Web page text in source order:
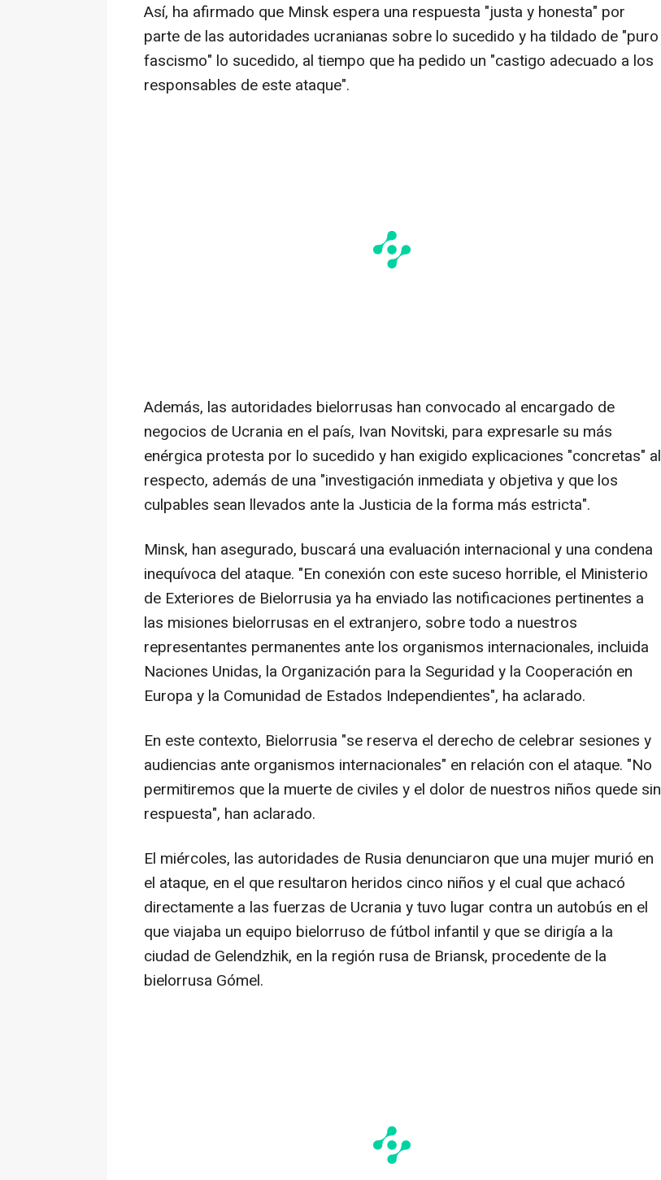
Así, ha afirmado que Minsk espera una respuesta "justa y honesta" por
parte de las autoridades ucranianas sobre lo sucedido y ha tildado de "puro
fascismo" lo sucedido, al tiempo que ha pedido un "castigo adecuado a los
responsables de este ataque".
Además, las autoridades bielorrusas han convocado al encargado de
negocios de Ucrania en el país, Ivan Novitski, para expresarle su más
enérgica protesta por lo sucedido y han exigido explicaciones "concretas" al
respecto, además de una "investigación inmediata y objetiva y que los
culpables sean llevados ante la Justicia de la forma más estricta".
Minsk, han asegurado, buscará una evaluación internacional y una condena
inequívoca del ataque. "En conexión con este suceso horrible, el Ministerio
de Exteriores de Bielorrusia ya ha enviado las notificaciones pertinentes a
las misiones bielorrusas en el extranjero, sobre todo a nuestros
representantes permanentes ante los organismos internacionales, incluida
Naciones Unidas, la Organización para la Seguridad y la Cooperación en
Europa y la Comunidad de Estados Independientes", ha aclarado.
En este contexto, Bielorrusia "se reserva el derecho de celebrar sesiones y
audiencias ante organismos internacionales" en relación con el ataque. "No
permitiremos que la muerte de civiles y el dolor de nuestros niños quede sin
respuesta", han aclarado.
El miércoles, las autoridades de Rusia denunciaron que una mujer murió en
el ataque, en el que resultaron heridos cinco niños y el cual que achacó
directamente a las fuerzas de Ucrania y tuvo lugar contra un autobús en el
que viajaba un equipo bielorruso de fútbol infantil y que se dirigía a la
ciudad de Gelendzhik, en la región rusa de Briansk, procedente de la
bielorrusa Gómel.